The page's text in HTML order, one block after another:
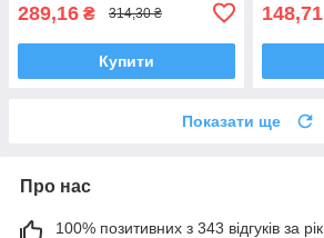
289,16 ₴ 314,30 ₴
Купити
148,71
Показати ще
Про нас
100% позитивних з 343 відгуків за рік